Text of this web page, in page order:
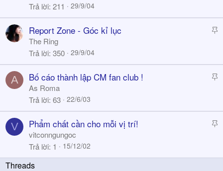
c
k
Trả lời 211 29/9/04
S
c
k
Report Zone - Góc kỉ lục
The Ring
Trả lời 350 29/9/04
A
S
c
k
Bố cáo thành lập CM fan club !
As Roma
Trả lời 63 22/6/03
V
S
c
Phẩm chất cần cho mỗi vị trí!
vitconngungoc
Trả lời 1 15/12/02